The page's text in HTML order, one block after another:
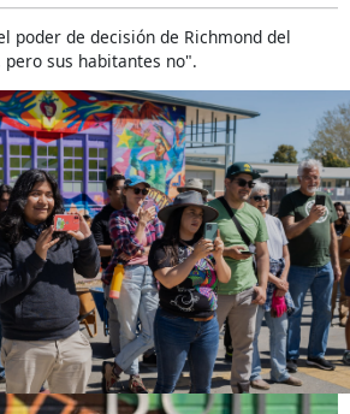
poder de decisión de Richmond del
sus habitantes no".